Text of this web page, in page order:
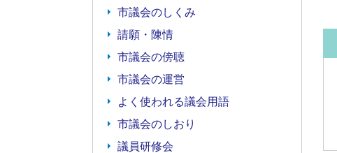
市議会のしくみ
請願・陳情
市議会の傍聴
市議会の運営
よく使われる議会用語
市議会のしおり
議員研修会